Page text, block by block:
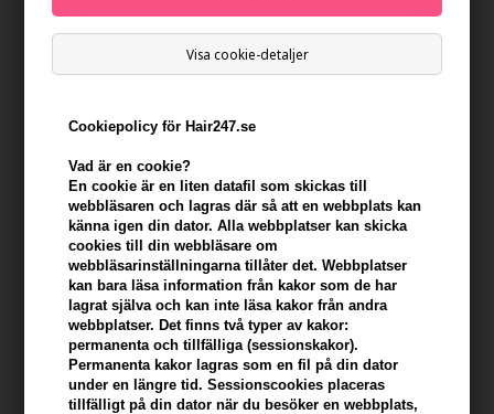
Visa cookie-detaljer
Cookiepolicy för Hair247.se
Vad är en cookie?
En cookie är en liten datafil som skickas till
webbläsaren och lagras där så att en webbplats kan
känna igen din dator. Alla webbplatser kan skicka
cookies till din webbläsare om
webbläsarinställningarna tillåter det. Webbplatser
kan bara läsa information från kakor som de har
lagrat själva och kan inte läsa kakor från andra
webbplatser. Det finns två typer av kakor:
permanenta och tillfälliga (sessionskakor).
Permanenta kakor lagras som en fil på din dator
under en längre tid. Sessionscookies placeras
tillfälligt på din dator när du besöker en webbplats,
Ej i lager- Leveranstid: Ukendt arbetsdagar
KÖP FÖR YTTERLIGARE 499,00 SEK OCH FÅ FRI FRAKT
Beskrivning Recensioner Tillverkare
Waterclouds The Dude Beach Bum Cream är en mångsidig
hårstylingprodukt som ger ditt hår en avslappnad,
strandinspirerad look. Krämen erbjuder en naturlig stadga och
textur, vilket gör att du kan uppnå en solkysst stil utan att behöva
tillbringa en dag vid havet. Den lätta formulan ser till att ditt hår
förblir mjukt och behagligt att röra vid utan att bli stelt eller klibbigt.